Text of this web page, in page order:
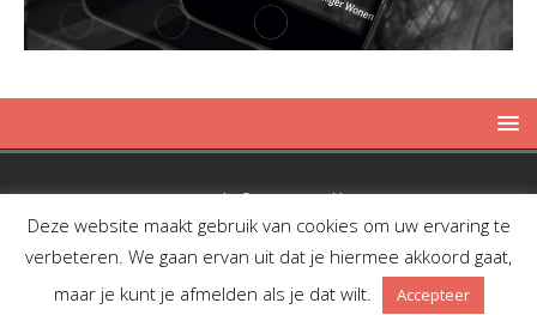
Copyright © 2019 Spreekbuis
Deze website maakt gebruik van cookies om uw ervaring te
verbeteren. We gaan ervan uit dat je hiermee akkoord gaat,
maar je kunt je afmelden als je dat wilt.
Accepteer